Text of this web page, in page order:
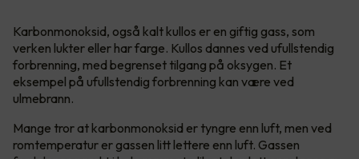
Karbonmonoksid, også kalt kullos er en giftig gass, som
verken lukter eller har farge. Kullos dannes ved ufullstendig
forbrenning, med begrenset tilgang på oksygen. Et
eksempel på ufullstendig forbrenning kan være ved
ulmebrann.
Mange tror at karbonmonoksid er tyngre enn luft, men ved
romtemperatur er gassen litt lettere enn luft. Gassen